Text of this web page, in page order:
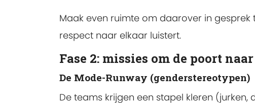
Maak even ruimte om daarover in
respect naar elkaar luistert.
Fase 2: missies om de poort
De Mode-Runway (genderstereotypen)
De teams krijgen een stapel kleren (jurken,